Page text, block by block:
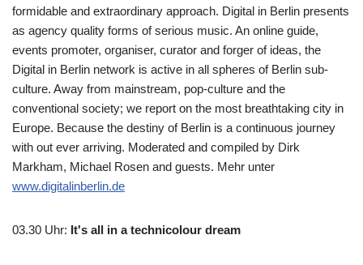
formidable and extraordinary approach. Digital in Berlin presents
as agency quality forms of serious music. An online guide,
events promoter, organiser, curator and forger of ideas, the
Digital in Berlin network is active in all spheres of Berlin sub-
culture. Away from mainstream, pop-culture and the
conventional society; we report on the most breathtaking city in
Europe. Because the destiny of Berlin is a continuous journey
with out ever arriving. Moderated and compiled by Dirk
Markham, Michael Rosen and guests. Mehr unter
www.digitalinberlin.de
03.30 Uhr: It's all in a technicolour dream